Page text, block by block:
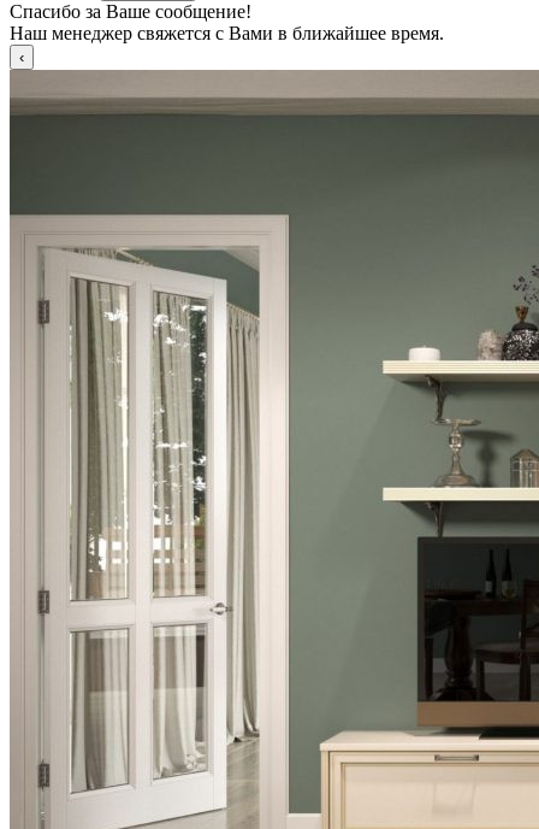
Спасибо за Ваше сообщение!
Наш менеджер свяжется с Вами в ближайшее время.